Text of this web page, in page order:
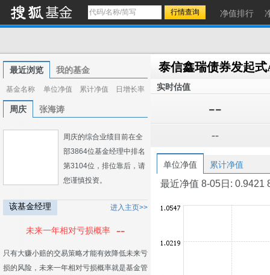
净值排行
最近浏览 我的基金
基金名称 单位净值 累计净值 日增长率
周庆 张海涛
周庆的综合业绩目前在全
部3864位基金经理中排名
第3104位，排位靠后，请
您谨慎投资。
该基金经理 进入主页>>
未来一年相对亏损概率 --
只有大赚小赔的交易策略才能有效降低未来亏
损的风险，未来一年相对亏损概率就是基金管
泰信鑫瑞债券发起式
实时估值
--
--
单位净值 累计净值
最近净值 8-05日: 0.9421